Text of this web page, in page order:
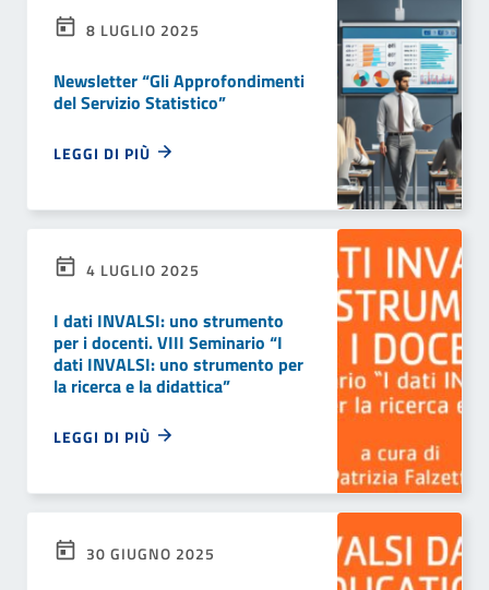
8 LUGLIO 2025
Newsletter “Gli Approfondimenti
del Servizio Statistico”
LEGGI DI PIÙ
4 LUGLIO 2025
I dati INVALSI: uno strumento
per i docenti. VIII Seminario “I
dati INVALSI: uno strumento per
la ricerca e la didattica”
LEGGI DI PIÙ
30 GIUGNO 2025